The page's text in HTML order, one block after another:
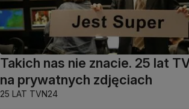
Takich nas nie znacie. 25 lat
na prywatnych zdjęciach
25 LAT TVN24